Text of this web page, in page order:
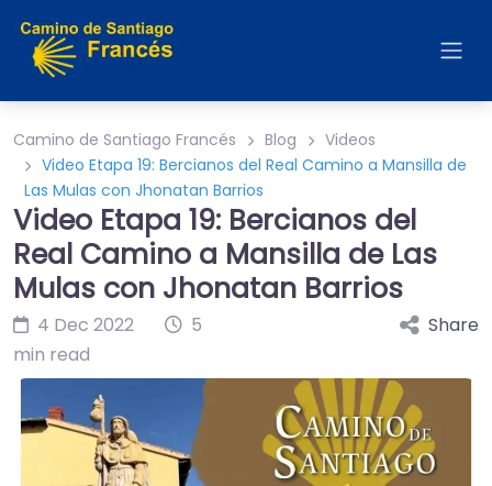
Camino de Santiago Francés Blog
Videos
Video Etapa 19: Bercianos del Real Camino a Mansilla de
Las Mulas con Jhonatan Barrios
Video Etapa 19: Bercianos del
Real Camino a Mansilla de Las
Mulas con Jhonatan Barrios
4 Dec 2022
5
min read
Share